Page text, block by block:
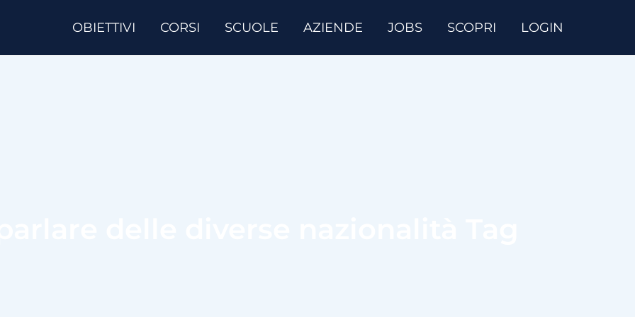
OBIETTIVI CORSI SCUOLE AZIENDE JOBS SCOPRI LOGIN